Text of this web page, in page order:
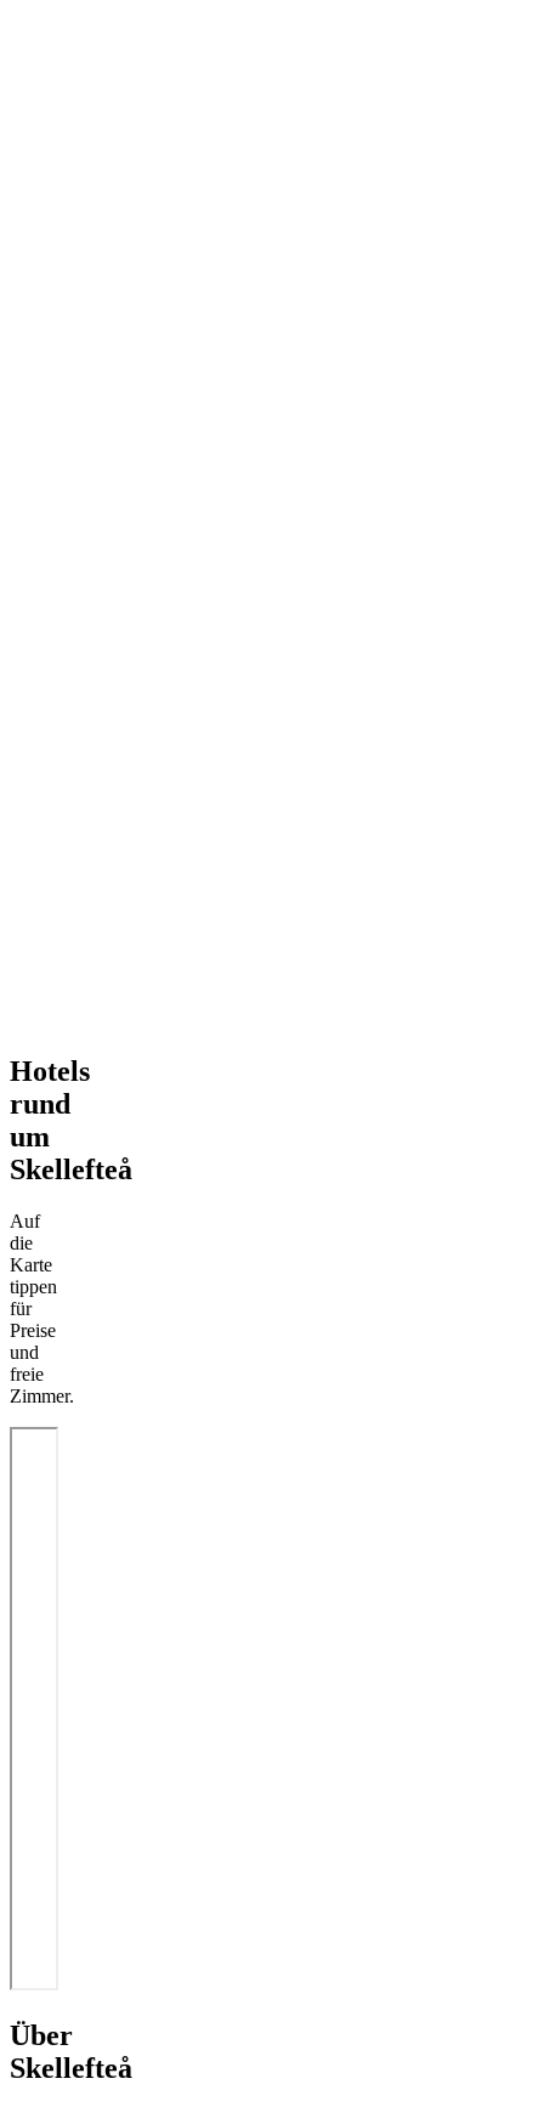
Hotels
rund
um
Skellefteå
Auf
die
Karte
tippen
für
Preise
und
freie
Zimmer.
Über
Skellefteå